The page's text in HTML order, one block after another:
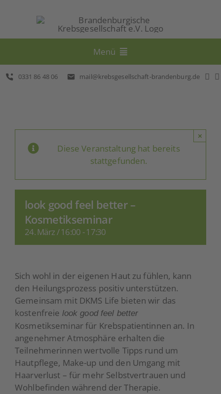
Menü
Beratung
Prävention
Über uns
Spenden
0331 86 48 06 mail@krebsgesellschaft-brandenburg.de
Diese Veranstaltung hat bereits
stattgefunden.
×
look good feel better –
Kosmetikseminar
24. März / 16:00 -17:30
Sich wohl in der eigenen Haut zu fühlen, kann
den Heilungsprozess positiv unterstützen.
Gemeinsam mit DKMS Life bieten wir das
kostenfreie look good feel better
Kosmetikseminar für Krebspatientinnen an. In
angenehmer Atmosphäre erhalten die
Teilnehmerinnen wertvolle Tipps rund um
Hautpflege, Make-up und den Umgang mit
Haarverlust – für mehr Selbstvertrauen und
Wohlbefinden während der Therapie.